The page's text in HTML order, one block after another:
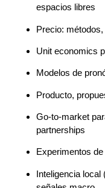
espacios libres
Precio:
Unit economics
Modelos de
Producto,
Go-to-market
partnerships
Experimentos
Inteligencia local